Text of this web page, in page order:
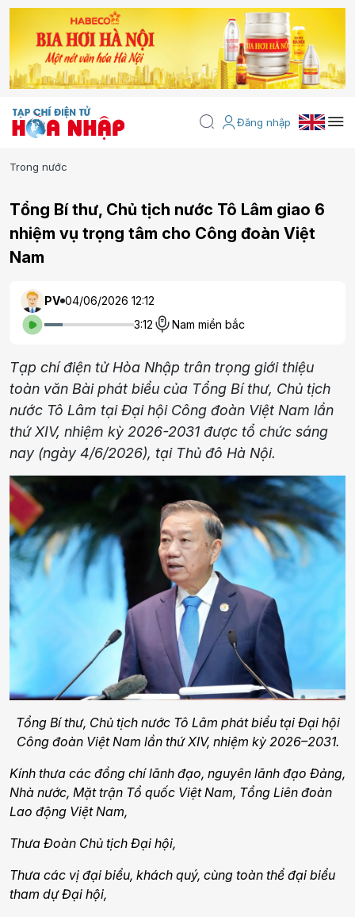
Đăng nhập
Trong nước
Tổng Bí thư, Chủ tịch nước Tô Lâm giao 6
nhiệm vụ trọng tâm cho Công đoàn Việt
Nam
PV 04/06/2026 12:12
3:12
Nam miền bắc
Tạp chí điện tử Hòa Nhập trân trọng giới thiệu
toàn văn Bài phát biểu của Tổng Bí thư, Chủ tịch
nước Tô Lâm tại Đại hội Công đoàn Việt Nam lần
thứ XIV, nhiệm kỳ 2026-2031 được tổ chức sáng
nay (ngày 4/6/2026), tại Thủ đô Hà Nội.
Tổng Bí thư, Chủ tịch nước Tô Lâm phát biểu tại Đại hội
Công đoàn Việt Nam lần thứ XIV, nhiệm kỳ 2026–2031.
Kính thưa các đồng chí lãnh đạo, nguyên lãnh đạo Đảng,
Nhà nước, Mặt trận Tổ quốc Việt Nam, Tổng Liên đoàn
Lao động Việt Nam,
Thưa Đoàn Chủ tịch Đại hội,
Thưa các vị đại biểu, khách quý, cùng toàn thể đại biểu
tham dự Đại hội,